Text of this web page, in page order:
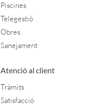
Piscines
Telegestió
Obres
Sanejament
Atenció al client
Tràmits
Satisfacció